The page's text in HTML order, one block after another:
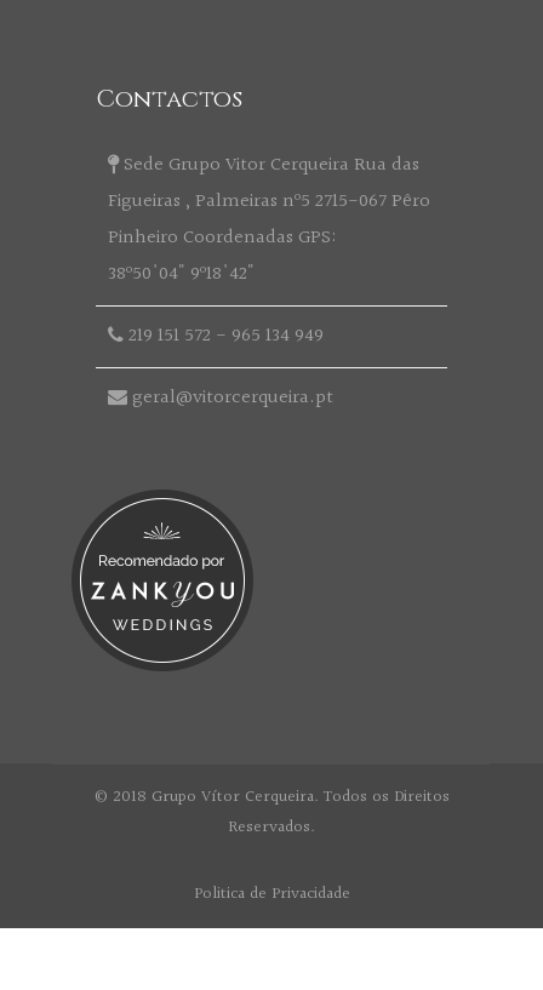
Contactos
Sede Grupo Vitor Cerqueira Rua das
Figueiras , Palmeiras nº5 2715-067 Pêro
Pinheiro Coordenadas GPS:
38º50'04" 9º18'42"
219 151 572 - 965 134 949
geral@vitorcerqueira.pt
© 2018 Grupo Vítor Cerqueira. Todos os Direitos
Reservados.
Politica de Privacidade